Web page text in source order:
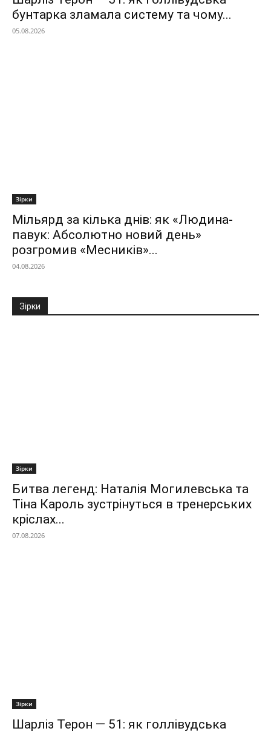
бунтарка зламала систему та чому...
05.08.2026
Зірки
Мільярд за кілька днів: як «Людина-
павук: Абсолютно новий день»
розгромив «Месників»...
04.08.2026
Зірки
Зірки
Битва легенд: Наталія Могилевська та
Тіна Кароль зустрінуться в тренерських
кріслах...
07.08.2026
Зірки
Шарліз Терон — 51: як голлівудська